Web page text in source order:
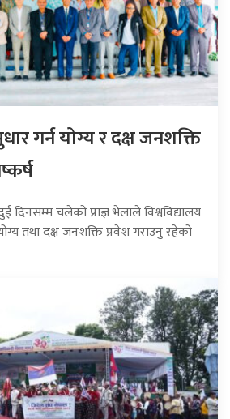
गर्न योग्य र दक्ष जनशक्ति
दिनसम्म चलेको प्राज्ञ भेलाले विश्वविद्यालय
तथा दक्ष जनशक्ति प्रवेश गराउनु रहेको